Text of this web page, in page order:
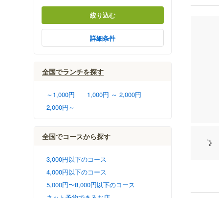
絞り込む
詳細条件
全国でランチを探す
～1,000円
1,000円 ～ 2,000円
2,000円～
全国でコースから探す
3,000円以下のコース
4,000円以下のコース
5,000円〜8,000円以下のコース